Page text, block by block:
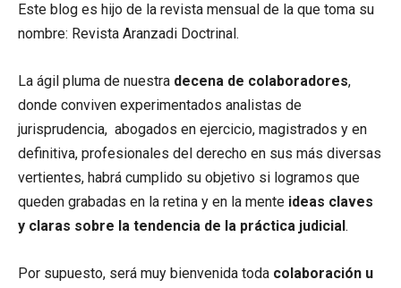
Este blog es hijo de la revista mensual de la que toma su
nombre: Revista Aranzadi Doctrinal.
La ágil pluma de nuestra decena de colaboradores,
donde conviven experimentados analistas de
jurisprudencia, abogados en ejercicio, magistrados y en
definitiva, profesionales del derecho en sus más diversas
vertientes, habrá cumplido su objetivo si logramos que
queden grabadas en la retina y en la mente ideas claves
y claras sobre la tendencia de la práctica judicial .
Por supuesto, será muy bienvenida toda colaboración u